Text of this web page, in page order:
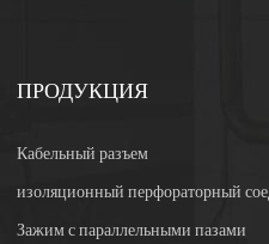
ПРОДУКЦИЯ
Кабельный разъем
изоляционный перфораторный
Зажим с параллельными пазами